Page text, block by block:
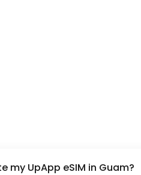
my UpApp eSIM in Guam?